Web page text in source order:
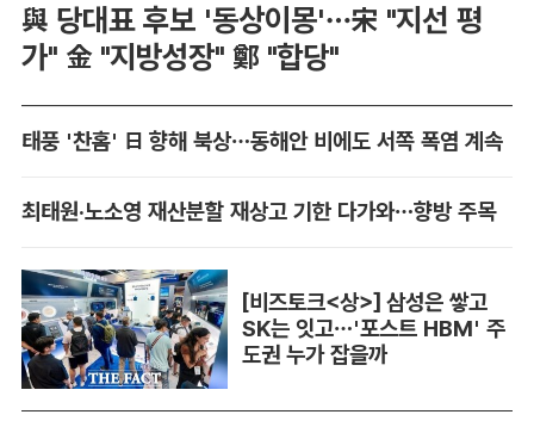
與 당대표 후보 '동상이몽'…宋 "지선 평
가" 金 "지방성장" 鄭 "합당"
태풍 '찬홈' 日 향해 북상…동해안 비에도 서쪽 폭염 계속
최태원·노소영 재산분할 재상고 기한 다가와…향방 주목
[비즈토크<상>] 삼성은 쌓고
SK는 잇고…'포스트 HBM' 주
도권 누가 잡을까